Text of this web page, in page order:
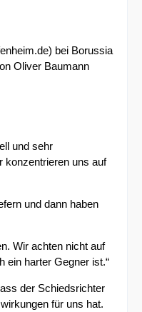
bei Borussia
Oliver Baumann
und sehr
konzentrieren uns auf
und dann haben
Wir achten nicht auf
ein harter Gegner ist.“
der Schiedsrichter
für uns hat.